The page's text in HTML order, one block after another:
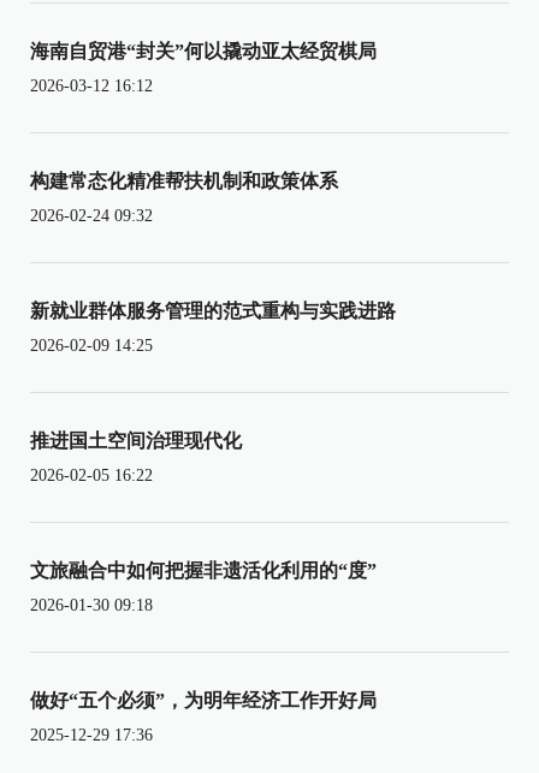
海南自贸港“封关”何以撬动亚太经贸棋局
2026-03-12 16:12
构建常态化精准帮扶机制和政策体系
2026-02-24 09:32
新就业群体服务管理的范式重构与实践进路
2026-02-09 14:25
推进国土空间治理现代化
2026-02-05 16:22
文旅融合中如何把握非遗活化利用的“度”
2026-01-30 09:18
做好“五个必须”，为明年经济工作开好局
2025-12-29 17:36